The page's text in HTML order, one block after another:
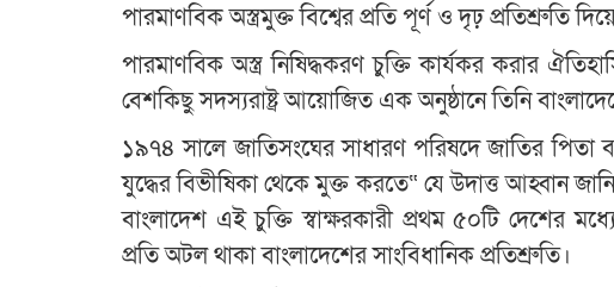
পারমাণবিক অস্ত্রমুক্ত বিশ্বের প্রতি পূর্ণ ও দৃঢ় প্রতিশ্রুতি
পারমাণবিক অস্ত্র নিষিদ্ধকরণ চুক্তি কার্যকর করার
বেশকিছু সদস্যরাষ্ট্র আয়োজিত এক অনুষ্ঠানে তিনি
১৯৭৪ সালে জাতিসংঘের সাধারণ পরিষদে জাতির পিতা
যুদ্ধের বিভীষিকা থেকে মুক্ত করতে“ যে উদাত্ত আহ্বান
বাংলাদেশ এই চুক্তি স্বাক্ষরকারী প্রথম ৫০টি দেশের
প্রতি অটল থাকা বাংলাদেশের সাংবিধানিক প্রতিশ্রুতি।